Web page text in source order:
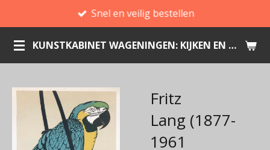
direct
naar
de
KUNSTKABINET WAGENINGEN: KIJKEN EN KOPEN
Snel en veilig bestellen
Fritz
Lang (1877-
1961